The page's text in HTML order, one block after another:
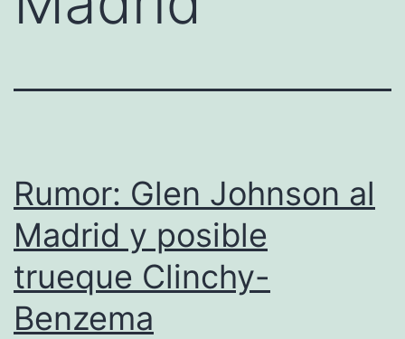
Rumor: Glen Johnson al
Madrid y posible
trueque Clinchy-
Benzema